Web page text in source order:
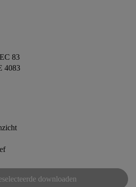
83
4083
downloaden